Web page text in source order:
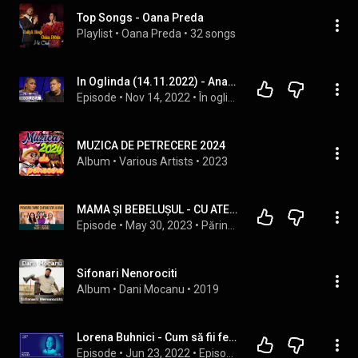
Top Songs - Oana Preda
Playlist • Oana Preda • 32 songs
In Oglinda (14.11.2022) - Anamaria Prodan: "Am fost scutul montat pe Laurentiu Reghecampf"
Episode • Nov 14, 2022 •
MUZICA DE PETRECERE 2024
Album • Various Artists • 2023
MAMA ȘI BEBELUȘUL - CU ATENA BOCA. DE LA MARILE FRICI, LA ECHILIBRU ÎN FAMILIE. | Părinți CuMinți 04
Episode • May 30, 2023 •
Sifonari Nenorociti
Album • Dani Mocanu • 2019
Lorena Buhnici - Cum să fii femeie puternică, lângă un bărbat puternic (TMV - Ep.70)
Episode • Jun 23, 2022 •